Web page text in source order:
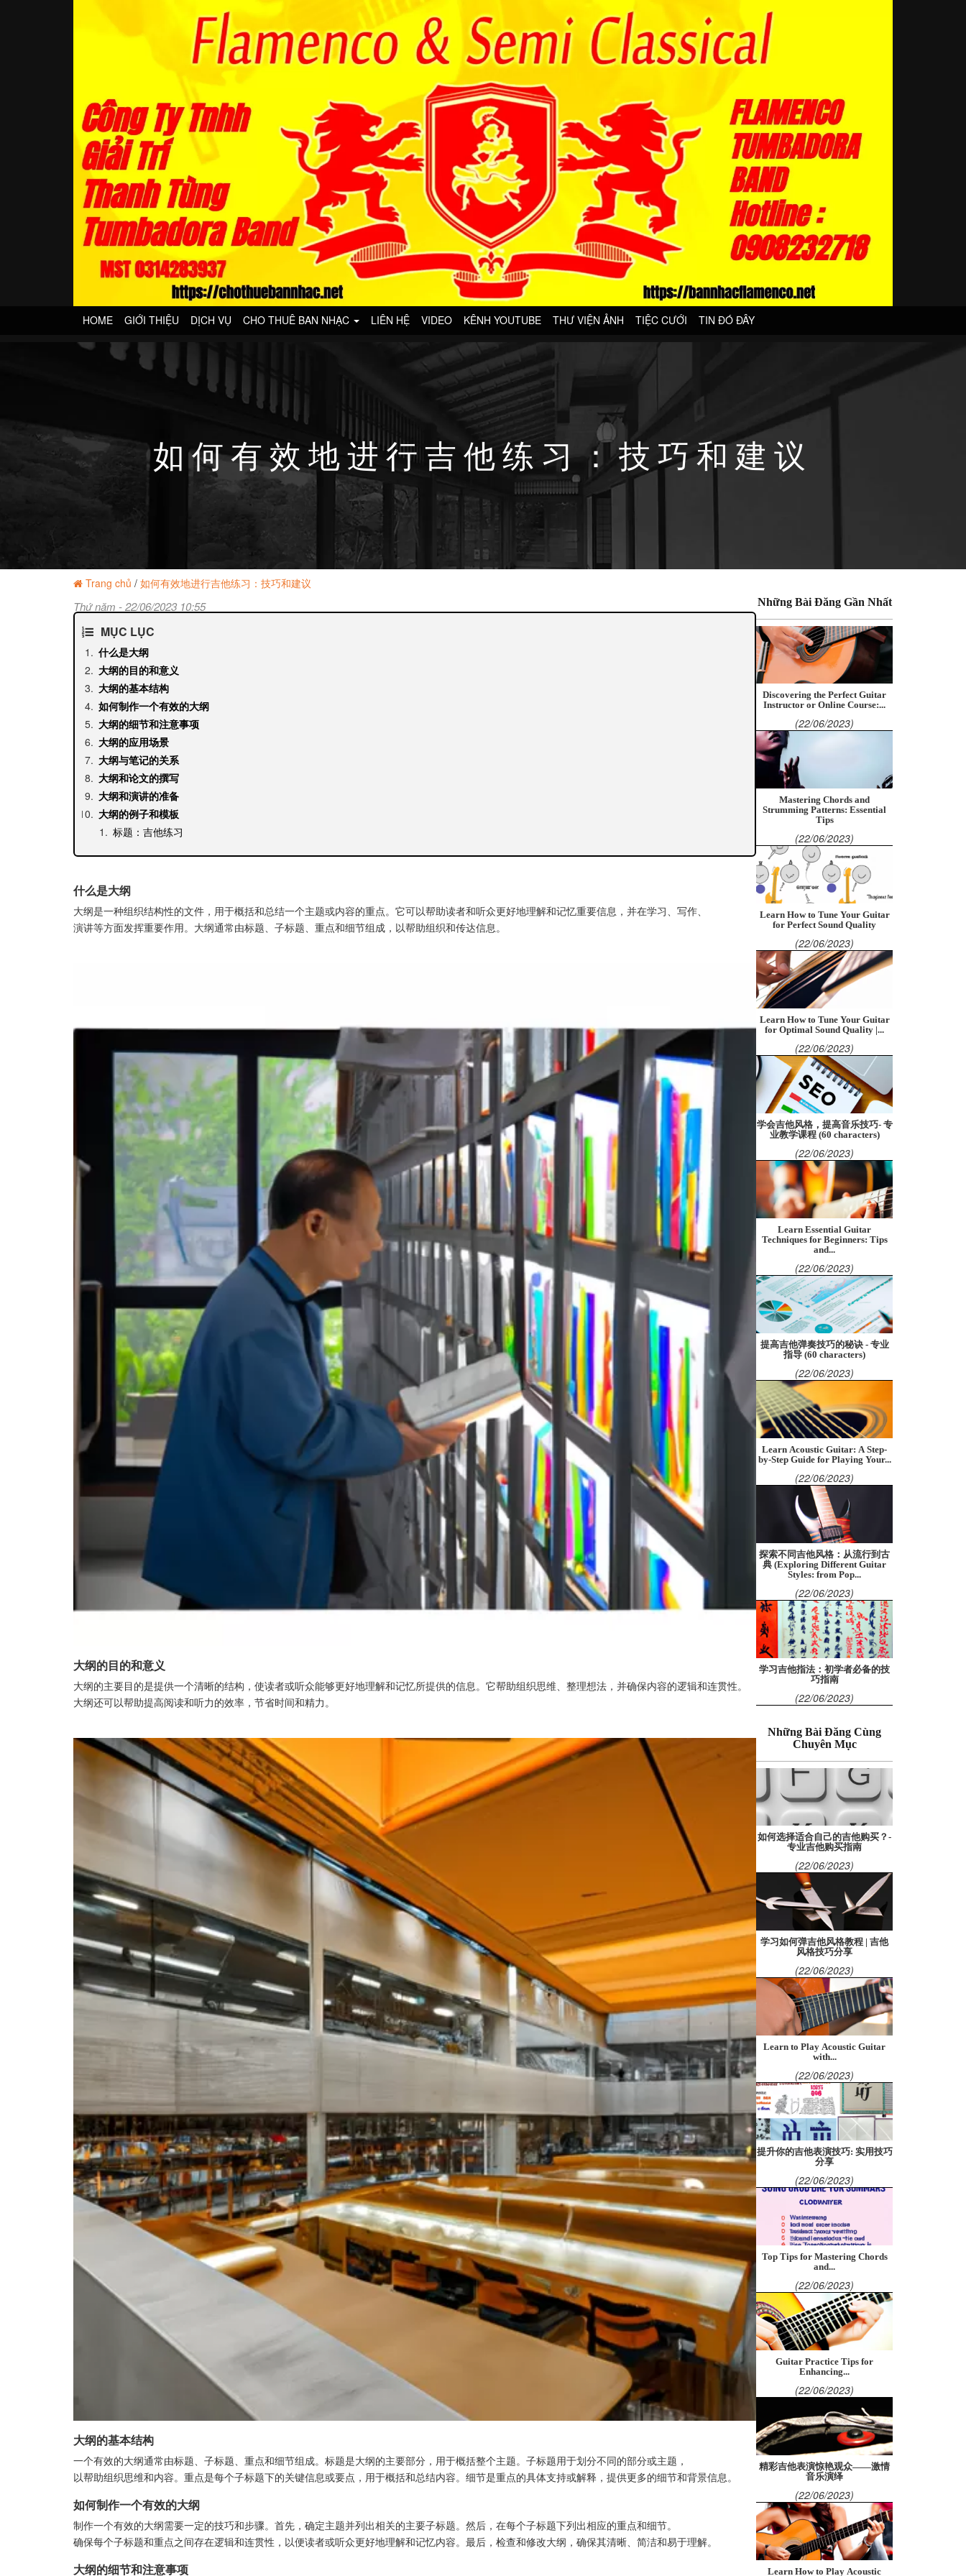
HOME GIỚI THIỆU DỊCH VỤ CHO THUÊ BAN NHẠC LIÊN HỆ VIDEO KÊNH YOUTUBE THƯ VIỆN ẢNH TIỆC CƯỚI TIN ĐÓ ĐÂY
如何有效地进行吉他练习：技巧和建议
Trang chủ / 如何有效地进行吉他练习：技巧和建议
Thứ năm - 22/06/2023 10:55
MỤC LỤC
什么是大纲
大纲的目的和意义
大纲的基本结构
如何制作一个有效的大纲
大纲的细节和注意事项
大纲的应用场景
大纲与笔记的关系
大纲和论文的撰写
大纲和演讲的准备
大纲的例子和模板
标题：吉他练习
什么是大纲
大纲是一种组织结构性的文件，用于概括和总结一个主题或内容的重点。它可以帮助读者和听众更好地理解和记忆重要信息，并在学习、写作、
演讲等方面发挥重要作用。大纲通常由标题、子标题、重点和细节组成，以帮助组织和传达信息。
大纲的目的和意义
大纲的主要目的是提供一个清晰的结构，使读者或听众能够更好地理解和记忆所提供的信息。它帮助组织思维、整理想法，并确保内容的逻辑和连贯性。
大纲还可以帮助提高阅读和听力的效率，节省时间和精力。
大纲的基本结构
一个有效的大纲通常由标题、子标题、重点和细节组成。标题是大纲的主要部分，用于概括整个主题。子标题用于划分不同的部分或主题，
以帮助组织思维和内容。重点是每个子标题下的关键信息或要点，用于概括和总结内容。细节是重点的具体支持或解释，提供更多的细节和背景信息。
如何制作一个有效的大纲
制作一个有效的大纲需要一定的技巧和步骤。首先，确定主题并列出相关的主要子标题。然后，在每个子标题下列出相应的重点和细节。
确保每个子标题和重点之间存在逻辑和连贯性，以便读者或听众更好地理解和记忆内容。最后，检查和修改大纲，确保其清晰、简洁和易于理解。
大纲的细节和注意事项
Những Bài Đăng Gần Nhất
Discovering the Perfect Guitar
Instructor or Online Course:...
(22/06/2023)
Mastering Chords and
Strumming Patterns: Essential
Tips
(22/06/2023)
Learn How to Tune Your Guitar
for Perfect Sound Quality
(22/06/2023)
Learn How to Tune Your Guitar
for Optimal Sound Quality |...
(22/06/2023)
学会吉他风格，提高音乐技巧- 专
业教学课程 (60 characters)
(22/06/2023)
Learn Essential Guitar
Techniques for Beginners: Tips
and...
(22/06/2023)
提高吉他弹奏技巧的秘诀 - 专业
指导 (60 characters)
(22/06/2023)
Learn Acoustic Guitar: A Step-
by-Step Guide for Playing Your...
(22/06/2023)
探索不同吉他风格：从流行到古
典 (Exploring Different Guitar
Styles: from Pop...
(22/06/2023)
学习吉他指法：初学者必备的技
巧指南
(22/06/2023)
Những Bài Đăng Cùng
Chuyên Mục
如何选择适合自己的吉他购买？-
专业吉他购买指南
(22/06/2023)
学习如何弹吉他风格教程 | 吉他
风格技巧分享
(22/06/2023)
Learn to Play Acoustic Guitar
with...
(22/06/2023)
提升你的吉他表演技巧: 实用技巧
分享
(22/06/2023)
Top Tips for Mastering Chords
and...
(22/06/2023)
Guitar Practice Tips for
Enhancing...
(22/06/2023)
精彩吉他表演惊艳观众——激情
音乐演绎
(22/06/2023)
Learn How to Play Acoustic